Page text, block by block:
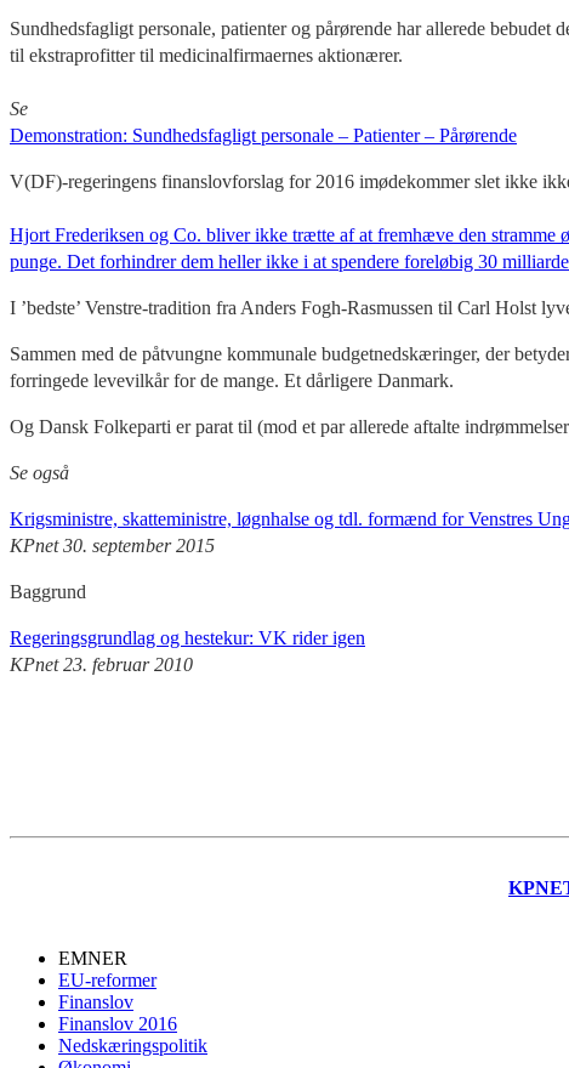
Sundhedsfagligt personale, patienter og pårørende har allerede
til ekstraprofitter til medicinalfirmaernes aktionærer.
Se
Demonstration: Sundhedsfagligt personale – Patienter – Pårørende
V(DF)-regeringens finanslovforslag for 2016 imødekommer slet ikke
Hjort Frederiksen og Co. bliver ikke trætte af at fremhæve den stramme
punge. Det forhindrer dem heller ikke i at spendere foreløbig 30
I ’bedste’ Venstre-tradition fra Anders Fogh-Rasmussen til Carl Holst
Sammen med de påtvungne kommunale budgetnedskæringer, der
forringede levevilkår for de mange. Et dårligere Danmark.
Og Dansk Folkeparti er parat til (mod et par allerede aftalte
Se også
Krigsministre, skatteministre, løgnhalse og tdl. formænd for Venstres
KPnet 30. september 2015
Baggrund
Regeringsgrundlag og hestekur: VK rider igen
KPnet 23. februar 2010
EMNER
EU-reformer
Finanslov
Finanslov 2016
Nedskæringspolitik